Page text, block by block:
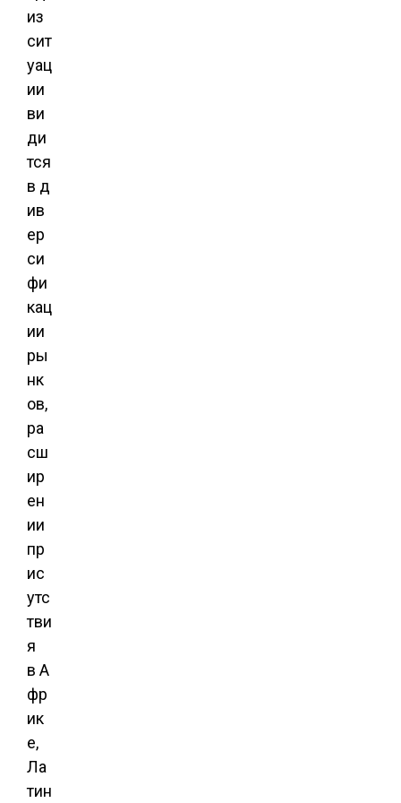
из
сит
уац
ии
ви
ди
тся
в д
ив
ер
си
фи
кац
ии
ры
нк
ов,
ра
сш
ир
ен
ии
пр
ис
утс
тви
я
в А
фр
ик
е,
Ла
тин